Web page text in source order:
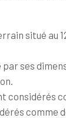
situé au
ses
considérés
comme